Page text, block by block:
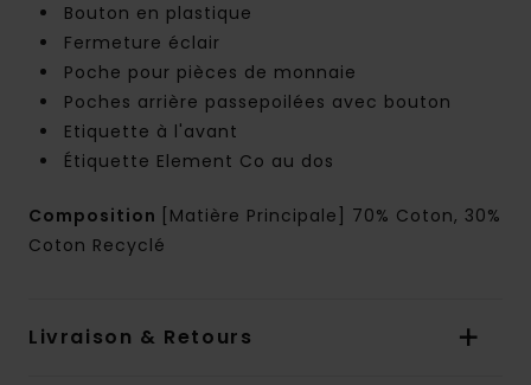
Bouton en plastique
Fermeture éclair
Poche pour pièces de monnaie
Poches arrière passepoilées avec bouton
Etiquette à l'avant
Étiquette Element Co au dos
Composition
[Matière Principale] 70% Coton, 30%
Coton Recyclé
Livraison & Retours